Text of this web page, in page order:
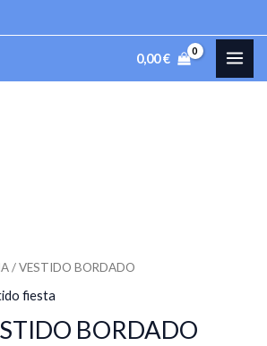
0,00€
/ VESTIDO BORDADO
fiesta
BORDADO